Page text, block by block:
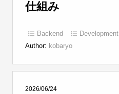
仕組み
Backend
Development
Author: kobaryo
2026/06/24